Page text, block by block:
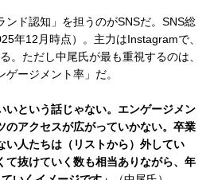
ンド認知」を担うのがSNSだ。SNS総
年12月時点）。主力はInstagramで、
。ただし中尾氏が最も重視するのは、
ージメント率」だ。
いという話じゃない。エンゲージメン
のアクセスが広がっていかない。卒業
い人たちは（リストから）外してい
て抜けていく数も相当ありながら、年